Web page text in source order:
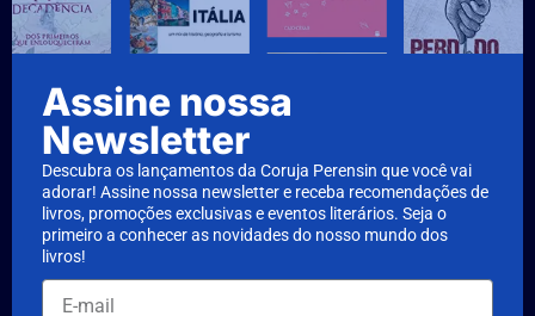
Assine nossa
Newsletter
Descubra os lançamentos da Coruja Perensin que você vai
adorar! Assine nossa newsletter e receba recomendações de
livros, promoções exclusivas e eventos literários. Seja o
primeiro a conhecer as novidades do nosso mundo dos
livros!